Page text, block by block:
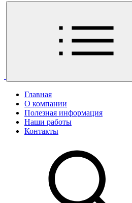
Главная
О компании
Полезная информация
Наши работы
Контакты